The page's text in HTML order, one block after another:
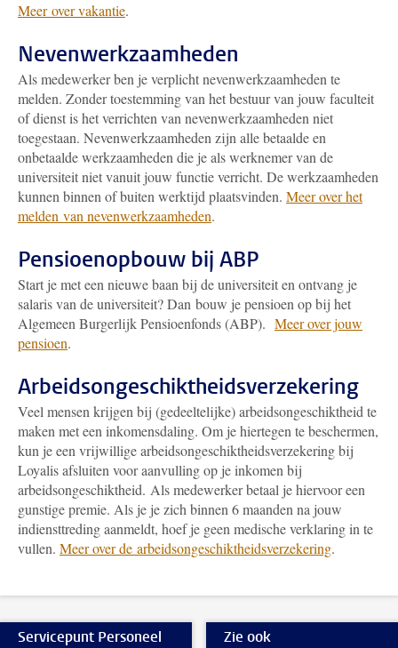
Meer over vakantie.
Nevenwerkzaamheden
Als medewerker ben je verplicht nevenwerkzaamheden te
melden. Zonder toestemming van het bestuur van jouw faculteit
of dienst is het verrichten van nevenwerkzaamheden niet
toegestaan. Nevenwerkzaamheden zijn alle betaalde en
onbetaalde werkzaamheden die je als werknemer van de
universiteit niet vanuit jouw functie verricht. De werkzaamheden
kunnen binnen of buiten werktijd plaatsvinden. Meer over het
melden van nevenwerkzaamheden.
Pensioenopbouw bij ABP
Start je met een nieuwe baan bij de universiteit en ontvang je
salaris van de universiteit? Dan bouw je pensioen op bij het
Algemeen Burgerlijk Pensioenfonds (ABP). Meer over jouw
pensioen.
Arbeidsongeschiktheidsverzekering
Veel mensen krijgen bij (gedeeltelijke) arbeidsongeschiktheid te
maken met een inkomensdaling. Om je hiertegen te beschermen,
kun je een vrijwillige arbeidsongeschiktheidsverzekering bij
Loyalis afsluiten voor aanvulling op je inkomen bij
arbeidsongeschiktheid. Als medewerker betaal je hiervoor een
gunstige premie. Als je je zich binnen 6 maanden na jouw
indiensttreding aanmeldt, hoef je geen medische verklaring in te
vullen. Meer over de arbeidsongeschiktheidsverzekering.
Servicepunt Personeel Zie ook